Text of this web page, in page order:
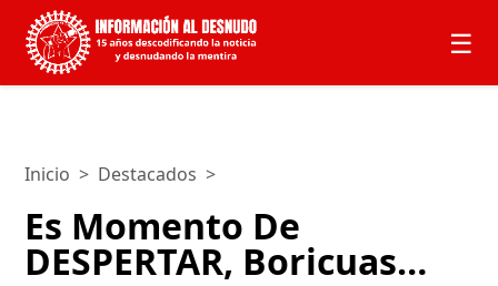
☰
Inicio > Destacados >
Es Momento De
DESPERTAR, Boricuas…